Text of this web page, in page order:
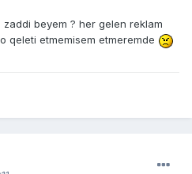
beyem ? her gelen reklam
qeleti etmemisem etmeremde